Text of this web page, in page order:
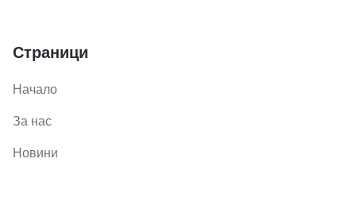
Страници
Начало
За нас
Новини